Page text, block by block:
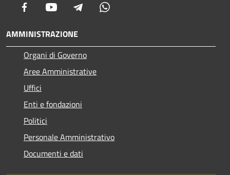
Facebook Youtube Telegram
AMMINISTRAZIONE
Organi di Governo
Aree Amministrative
Uffici
Enti e fondazioni
Politici
Personale Amministrativo
Documenti e dati